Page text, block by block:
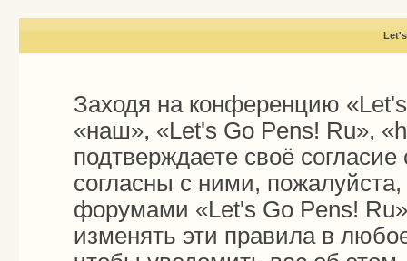
Заходя на конференцию
«наш», «Let's Go Pens! Ru»,
подтверждаете своё
согласны с ними,
форумами «Let's Go Pens!
изменять эти правила в